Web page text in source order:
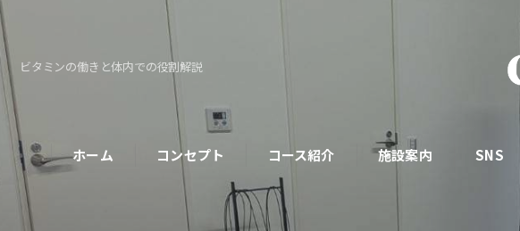
ビタミンの働きと体内での役割解説
ホーム コンセプト コース紹介
パーソナルコース
施設案内 SNS